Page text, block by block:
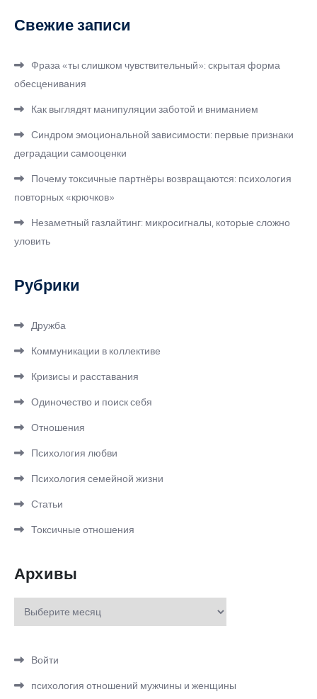
Свежие записи
Фраза «ты слишком чувствительный»: скрытая форма
обесценивания
Как выглядят манипуляции заботой и вниманием
Синдром эмоциональной зависимости: первые признаки
деградации самооценки
Почему токсичные партнёры возвращаются: психология
повторных «крючков»
Незаметный газлайтинг: микросигналы, которые сложно
уловить
Рубрики
Дружба
Коммуникации в коллективе
Кризисы и расставания
Одиночество и поиск себя
Отношения
Психология любви
Психология семейной жизни
Статьи
Токсичные отношения
Архивы
Архивы
Войти
психология отношений мужчины и женщины